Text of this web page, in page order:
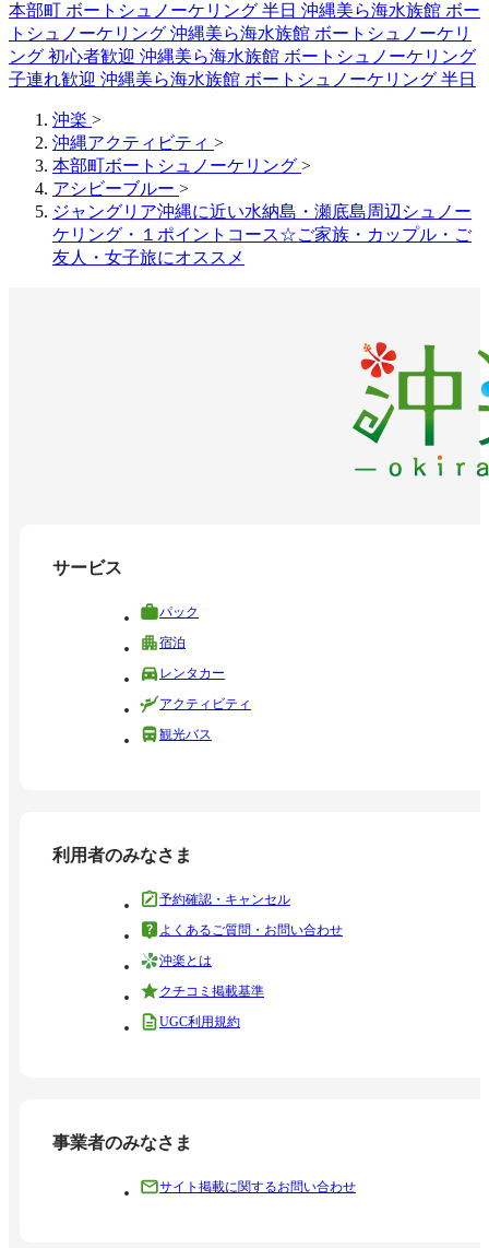
本部町 ボートシュノーケリング 半日 沖縄美ら海水族館 ボー
トシュノーケリング 沖縄美ら海水族館 ボートシュノーケリ
ング 初心者歓迎 沖縄美ら海水族館 ボートシュノーケリング
子連れ歓迎 沖縄美ら海水族館 ボートシュノーケリング 半日
沖楽 >
沖縄アクティビティ >
本部町ボートシュノーケリング >
アシビーブルー >
ジャングリア沖縄に近い水納島・瀬底島周辺シュノー
ケリング・１ポイントコース☆ご家族・カップル・ご
友人・女子旅にオススメ
サービス
パック
宿泊
レンタカー
アクティビティ
観光バス
利用者のみなさま
予約確認・キャンセル
よくあるご質問・お問い合わせ
沖楽とは
クチコミ掲載基準
UGC利用規約
事業者のみなさま
サイト掲載に関するお問い合わせ